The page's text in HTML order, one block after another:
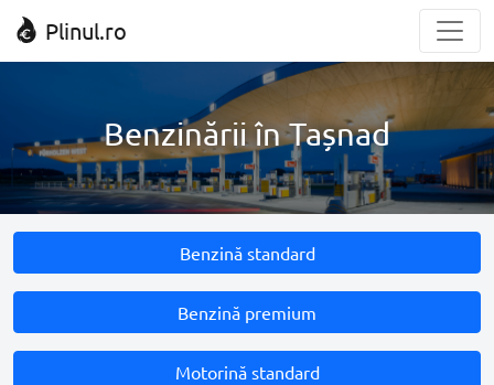
Plinul.ro
Benzinării în Tașnad
Benzină standard
Benzină premium
Motorină standard